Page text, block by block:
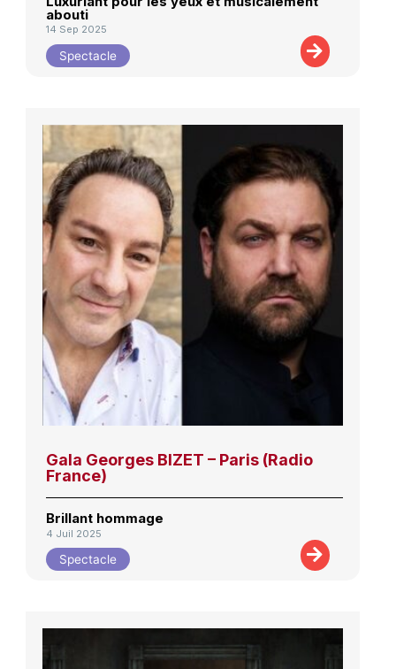
abouti
14 Sep 2025
Spectacle
Gala Georges BIZET – Paris (Radio
France)
Brillant hommage
4 Juil 2025
Spectacle